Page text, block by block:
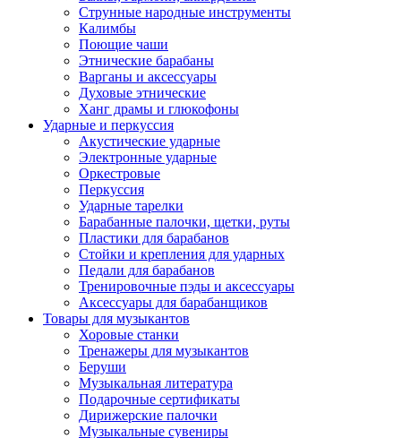
Струнные народные инструменты
Калимбы
Поющие чаши
Этнические барабаны
Варганы и аксессуары
Духовые этнические
Ханг драмы и глюкофоны
Ударные и перкуссия
Акустические ударные
Электронные ударные
Оркестровые
Перкуссия
Ударные тарелки
Барабанные палочки, щетки, руты
Пластики для барабанов
Стойки и крепления для ударных
Педали для барабанов
Тренировочные пэды и аксессуары
Аксессуары для барабанщиков
Товары для музыкантов
Хоровые станки
Тренажеры для музыкантов
Беруши
Музыкальная литература
Подарочные сертификаты
Дирижерские палочки
Музыкальные сувениры